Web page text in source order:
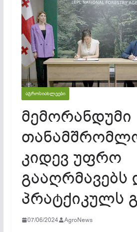
ᲐᲒᲠᲝᲡᲘᲐᲮᲚᲔᲔᲑᲘ
მემორანდუმი
კიდევ უფრო
გააღრმავებს
პრატქიკულს
07/06/2024 AgroNews